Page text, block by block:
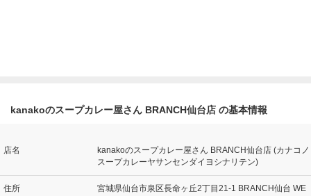
kanakoのスープカレー屋さん BRANCH仙台店 の基本情報
店名
kanakoのスープカレー屋さん BRANCH仙台店 (カナコノ
スープカレーヤサンセンダイヨシナリテン)
住所
宮城県仙台市泉区長命ヶ丘2丁目21-1 BRANCH仙台 WE